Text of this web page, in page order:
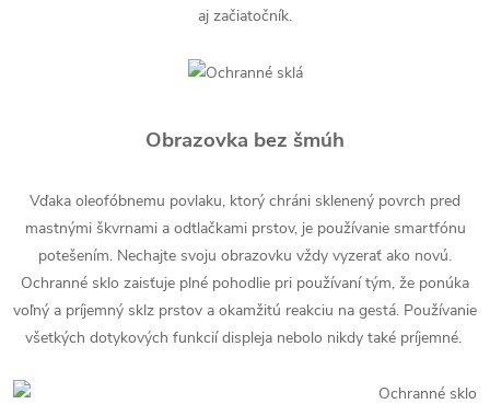
aj začiatočník.
Obrazovka bez šmúh
Vďaka oleofóbnemu povlaku, ktorý chráni sklenený povrch pred
mastnými škvrnami a odtlačkami prstov, je používanie smartfónu
potešením. Nechajte svoju obrazovku vždy vyzerať ako novú.
Ochranné sklo zaisťuje plné pohodlie pri používaní tým, že ponúka
voľný a príjemný sklz prstov a okamžitú reakciu na gestá. Používanie
všetkých dotykových funkcií displeja nebolo nikdy také príjemné.